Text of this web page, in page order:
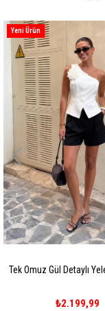
Tek Omuz Gül Detaylı
₺2.199,99
Yeni Ürün